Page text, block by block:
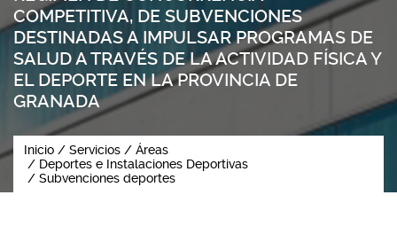
COMPETITIVA, DE SUBVENCIONES
DESTINADAS A IMPULSAR PROGRAMAS DE
SALUD A TRAVÉS DE LA ACTIVIDAD FÍSICA Y
EL DEPORTE EN LA PROVINCIA DE
GRANADA
Inicio Servicios
Áreas
Deportes e Instalaciones Deportivas
Subvenciones deportes